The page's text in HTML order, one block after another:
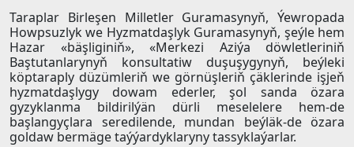
Taraplar Birleşen Milletler Guramasynyň, Ýewropada
Howpsuzlyk we Hyzmatdaşlyk Guramasynyň, şeýle hem
Hazar «bäşliginiň», «Merkezi Aziýa döwletleriniň
Baştutanlarynyň konsultatiw duşuşygynyň, beýleki
köptaraply düzümleriň we görnüşleriň çäklerinde işjeň
hyzmatdaşlygy dowam ederler, şol sanda özara
gyzyklanma bildirilýän dürli meselelere hem-de
başlangyçlara seredilende, mundan beýläk-de özara
goldaw bermäge taýýardyklaryny tassyklaýarlar.